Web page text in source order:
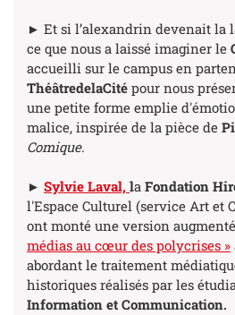
► Et si l’alexandrin devenait la
ce que nous a laissé imaginer le
accueilli sur le campus en
ThéâtredelaCité pour nous
une petite forme emplie
malice, inspirée de la pièce de
Comique.
► Sylvie Laval, la Fondation
l'Espace Culturel (service Art et
ont monté une version
médias au cœur des polycrises »
abordant le traitement
historiques réalisés par les
Information et Communication.